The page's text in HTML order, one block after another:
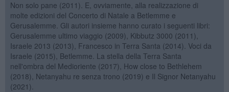
Non solo pane (2011). E, ovviamente, alla realizzazione di
molte edizioni del Concerto di Natale a Betlemme e
Gerusalemme. Gli autori insieme hanno curato i seguenti libri:
Gerusalemme ultimo viaggio (2009), Kibbutz 3000 (2011),
Israele 2013 (2013), Francesco in Terra Santa (2014). Voci da
Israele (2015), Betlemme. La stella della Terra Santa
nell'ombra del Medioriente (2017), How close to Bethlehem
(2018), Netanyahu re senza trono (2019) e Il Signor Netanyahu
(2021).